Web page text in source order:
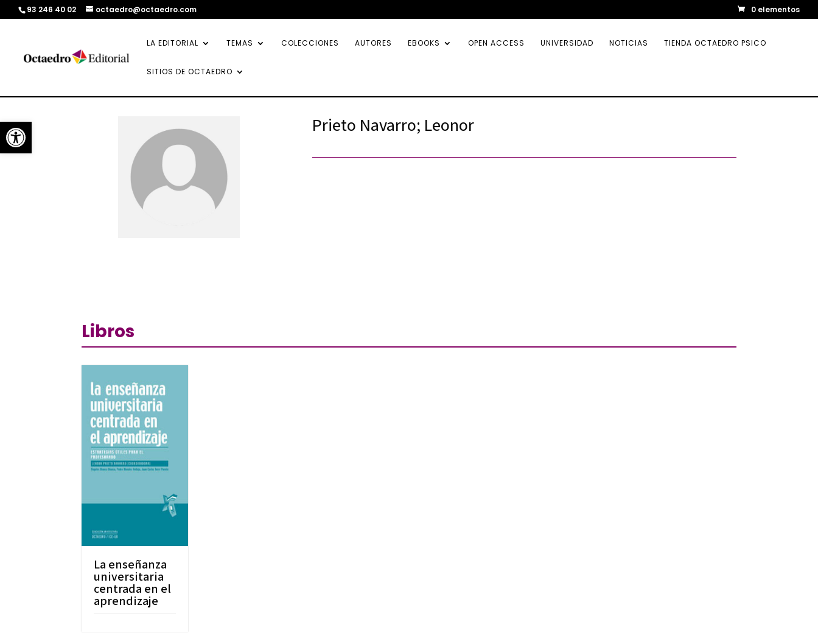
Abrir barra de herramientas
93 246 40 02 octaedro@octaedro.com 0 elementos
LA EDITORIAL TEMAS COLECCIONES AUTORES EBOOKS OPEN ACCESS UNIVERSIDAD NOTICIAS TIENDA OCTAEDRO PSICO
SITIOS DE OCTAEDRO
Prieto Navarro; Leonor
Libros
La enseñanza
universitaria
centrada en el
aprendizaje